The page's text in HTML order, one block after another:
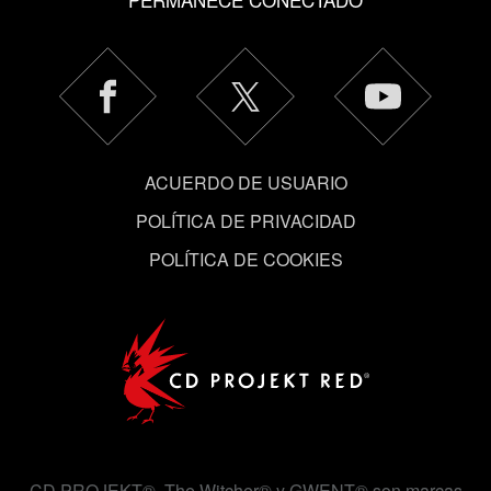
Encontrarás todos los detalles sobre nuestro uso de las
cookies y podrás modificar tus preferencias al respecto
en el menú «Ajustes» de más abajo.
ACUERDO DE USUARIO
POLÍTICA DE PRIVACIDAD
POLÍTICA DE COOKIES